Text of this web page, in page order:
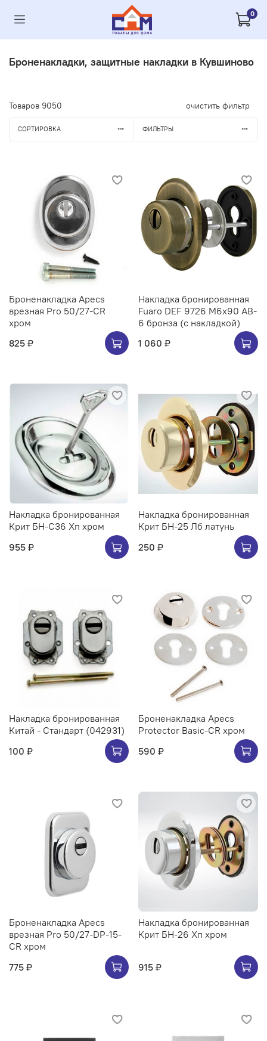
0
Броненакладки, защитные накладки в Кувшиново
Товаров 9050 очистить фильтр
СОРТИРОВКА ФИЛЬТРЫ
Броненакладка Apecs
врезная Pro 50/27-CR
хром
825 ₽
Накладка бронированная
Fuaro DEF 9726 M6x90 AB-
6 бронза (с накладкой)
1 060 ₽
Накладка бронированная
Крит БН-С36 Хп хром
955 ₽
Накладка бронированная
Крит БН-25 Лб латунь
250 ₽
Накладка бронированная
Китай - Стандарт (042931)
100 ₽
Броненакладка Apecs
Protector Basic-CR хром
590 ₽
Броненакладка Apecs
врезная Pro 50/27-DP-15-
CR хром
775 ₽
Накладка бронированная
Крит БН-26 Хп хром
915 ₽